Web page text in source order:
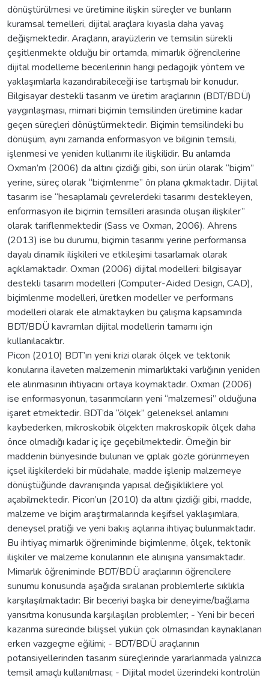
dönüştürülmesi ve üretimine ilişkin süreçler ve bunların
kuramsal temelleri, dijital araçlara kıyasla daha yavaş
değişmektedir. Araçların, arayüzlerin ve temsilin sürekli
çeşitlenmekte olduğu bir ortamda, mimarlık öğrencilerine
dijital modelleme becerilerinin hangi pedagojik yöntem ve
yaklaşımlarla kazandırabileceği ise tartışmalı bir konudur.
Bilgisayar destekli tasarım ve üretim araçlarının (BDT/BDÜ)
yaygınlaşması, mimari biçimin temsilinden üretimine kadar
geçen süreçleri dönüştürmektedir. Biçimin temsilindeki bu
dönüşüm, aynı zamanda enformasyon ve bilginin temsili,
işlenmesi ve yeniden kullanımı ile ilişkilidir. Bu anlamda
Oxman’m (2006) da altını çizdiği gibi, son ürün olarak “biçim”
yerine, süreç olarak “biçimlenme” ön plana çıkmaktadır. Dijital
tasarım ise “hesaplamalı çevrelerdeki tasarımı destekleyen,
enformasyon ile biçimin temsilleri arasında oluşan ilişkiler”
olarak tariflenmektedir (Sass ve Oxman, 2006). Ahrens
(2013) ise bu durumu, biçimin tasarımı yerine performansa
dayalı dinamik ilişkileri ve etkileşimi tasarlamak olarak
açıklamaktadır. Oxman (2006) dijital modelleri: bilgisayar
destekli tasarım modelleri (Computer-Aided Design, CAD),
biçimlenme modelleri, üretken modeller ve performans
modelleri olarak ele almaktayken bu çalışma kapsamında
BDT/BDÜ kavramları dijital modellerin tamamı için
kullanılacaktır.
Picon (2010) BDT’ın yeni krizi olarak ölçek ve tektonik
konularına ilaveten malzemenin mimarlıktaki varlığının yeniden
ele alınmasının ihtiyacını ortaya koymaktadır. Oxman (2006)
ise enformasyonun, tasarımcıların yeni “malzemesi” olduğuna
işaret etmektedir. BDT’da “ölçek” geleneksel anlamını
kaybederken, mikroskobik ölçekten makroskopik ölçek daha
önce olmadığı kadar iç içe geçebilmektedir. Örneğin bir
maddenin bünyesinde bulunan ve çıplak gözle görünmeyen
içsel ilişkilerdeki bir müdahale, madde işlenip malzemeye
dönüştüğünde davranışında yapısal değişikliklere yol
açabilmektedir. Picon’un (2010) da altını çizdiği gibi, madde,
malzeme ve biçim araştırmalarında keşifsel yaklaşımlara,
deneysel pratiği ve yeni bakış açılarına ihtiyaç bulunmaktadır.
Bu ihtiyaç mimarlık öğreniminde biçimlenme, ölçek, tektonik
ilişkiler ve malzeme konularının ele alınışına yansımaktadır.
Mimarlık öğreniminde BDT/BDÜ araçlarının öğrencilere
sunumu konusunda aşağıda sıralanan problemlerle sıklıkla
karşılaşılmaktadır: Bir beceriyi başka bir deneyime/bağlama
yansıtma konusunda karşılaşılan problemler; - Yeni bir beceri
kazanma sürecinde bilişsel yükün çok olmasından kaynaklanan
erken vazgeçme eğilimi; - BDT/BDÜ araçlarının
potansiyellerinden tasarım süreçlerinde yararlanmada yalnızca
temsil amaçlı kullanılması; - Dijital model üzerindeki kontrolün